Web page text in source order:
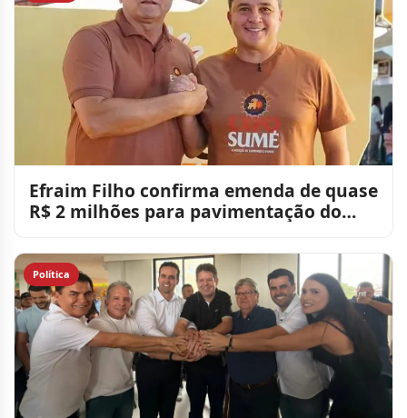
Efraim Filho confirma emenda de quase
R$ 2 milhões para pavimentação do
Política